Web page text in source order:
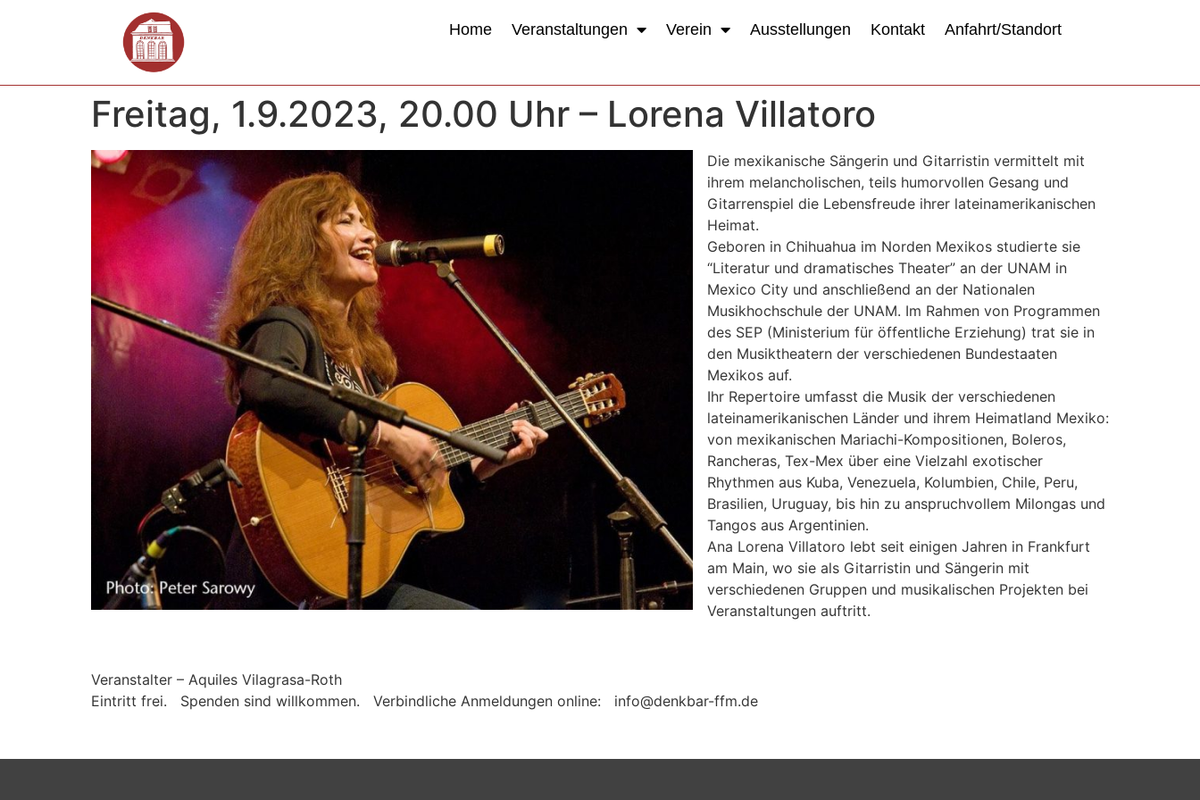
Home Veranstaltungen Verein Ausstellungen Kontakt Anfahrt/Standort
Freitag, 1.9.2023, 20.00 Uhr – Lorena Villatoro
Die mexikanische Sängerin und Gitarristin vermittelt mit
ihrem melancholischen, teils humorvollen Gesang und
Gitarrenspiel die Lebensfreude ihrer lateinamerikanischen
Heimat.
Geboren in Chihuahua im Norden Mexikos studierte sie
“Literatur und dramatisches Theater” an der UNAM in
Mexico City und anschließend an der Nationalen
Musikhochschule der UNAM. Im Rahmen von Programmen
des SEP (Ministerium für öffentliche Erziehung) trat sie in
den Musiktheatern der verschiedenen Bundestaaten
Mexikos auf.
Ihr Repertoire umfasst die Musik der verschiedenen
lateinamerikanischen Länder und ihrem Heimatland Mexiko:
von mexikanischen Mariachi-Kompositionen, Boleros,
Rancheras, Tex-Mex über eine Vielzahl exotischer
Rhythmen aus Kuba, Venezuela, Kolumbien, Chile, Peru,
Brasilien, Uruguay, bis hin zu anspruchvollem Milongas und
Tangos aus Argentinien.
Ana Lorena Villatoro lebt seit einigen Jahren in Frankfurt
am Main, wo sie als Gitarristin und Sängerin mit
verschiedenen Gruppen und musikalischen Projekten bei
Veranstaltungen auftritt.
Veranstalter – Aquiles Vilagrasa-Roth
Eintritt frei. Spenden sind willkommen. Verbindliche Anmeldungen online: info@denkbar-ffm.de